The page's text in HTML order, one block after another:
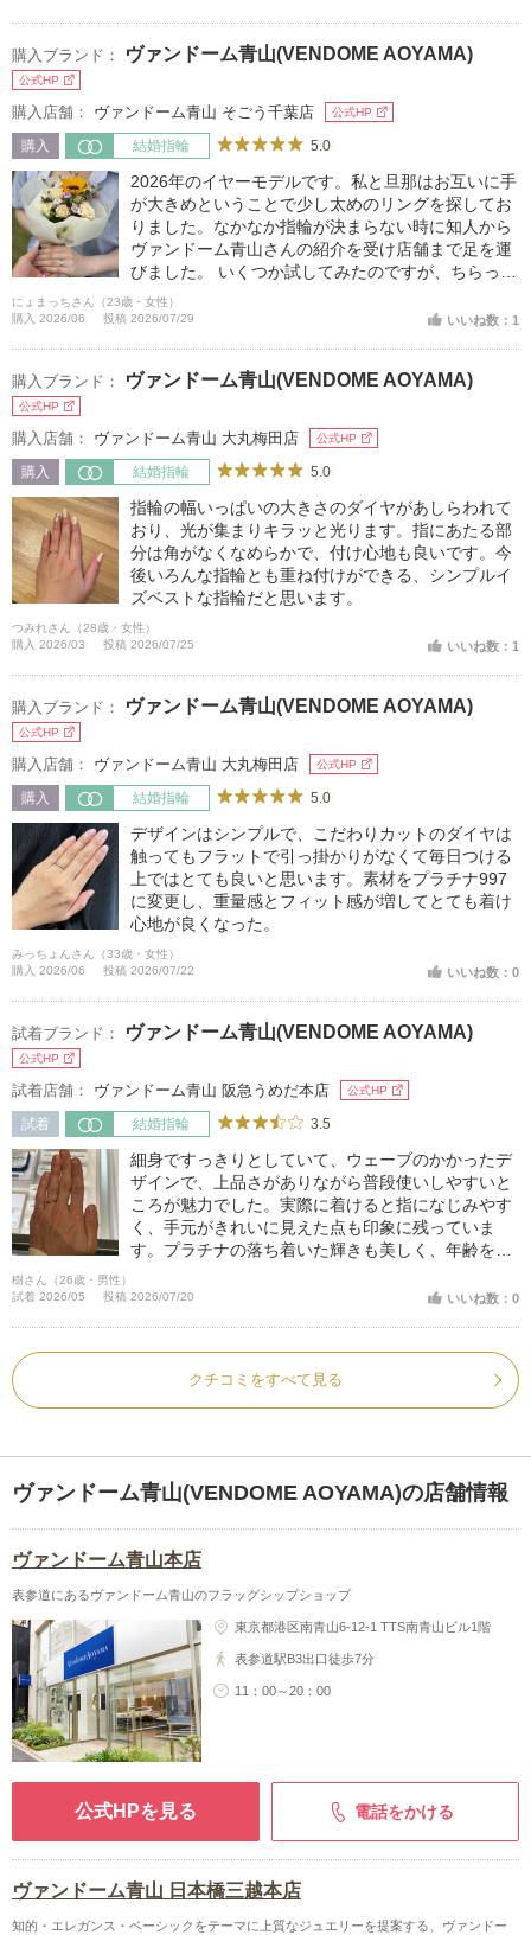
購入ブランド： ヴァンドーム青山(VENDOME AOYAMA)
公式HP
購入店舗： ヴァンドーム青山 そごう千葉店 公式HP
購入 結婚指輪 5.0
2026年のイヤーモデルです。私と旦那はお互いに手
が大きめということで少し太めのリングを探してお
りました。なかなか指輪が決まらない時に知人から
ヴァンドーム青山さんの紹介を受け店舗まで足を運
びました。 いくつか試してみたのですが、ちらっと
見た時に目に入ったイヤーモデルに私が一目惚れを
しました。 付けてみると指が長めの私にはぴったり
ても丁寧でこちらの店舗が大好きになりました。
にょまっちさん（23歳・女性）
購入 2026/06
投稿 2026/07/29 いいね数：1
購入ブランド： ヴァンドーム青山(VENDOME AOYAMA)
公式HP
購入店舗： ヴァンドーム青山 大丸梅田店 公式HP
購入 結婚指輪 5.0
指輪の幅いっぱいの大きさのダイヤがあしらわれて
おり、光が集まりキラッと光ります。指にあたる部
分は角がなくなめらかで、付け心地も良いです。今
後いろんな指輪とも重ね付けができる、シンプルイ
ズベストな指輪だと思います。
つみれさん（28歳・女性）
購入 2026/03
投稿 2026/07/25 いいね数：1
購入ブランド： ヴァンドーム青山(VENDOME AOYAMA)
公式HP
購入店舗： ヴァンドーム青山 大丸梅田店 公式HP
購入 結婚指輪 5.0
デザインはシンプルで、こだわりカットのダイヤは
触ってもフラットで引っ掛かりがなくて毎日つける
上ではとても良いと思います。素材をプラチナ997
に変更し、重量感とフィット感が増してとても着け
心地が良くなった。
みっちょんさん（33歳・女性）
購入 2026/06
投稿 2026/07/22 いいね数：0
試着ブランド： ヴァンドーム青山(VENDOME AOYAMA)
公式HP
試着店舗： ヴァンドーム青山 阪急うめだ本店 公式HP
試着 結婚指輪 3.5
細身ですっきりとしていて、ウェーブのかかったデ
ザインで、上品さがありながら普段使いしやすいと
ころが魅力でした。実際に着けると指になじみやす
く、手元がきれいに見えた点も印象に残っていま
す。プラチナの落ち着いた輝きも美しく、年齢を重
樹さん（26歳・男性）
試着 2026/05
投稿 2026/07/20 いいね数：0
クチコミをすべて見る
ヴァンドーム青山(VENDOME AOYAMA)の店舗情報
ヴァンドーム青山本店
表参道にあるヴァンドーム青山のフラッグシップショップ
東京都港区南青山6-12-1 TTS南青山ビル1階
表参道駅B3出口徒歩7分
11：00～20：00
公式HPを見る 電話をかける
ヴァンドーム青山 日本橋三越本店
知的・エレガンス・ベーシックをテーマに上質なジュエリーを提案する、ヴァンドー